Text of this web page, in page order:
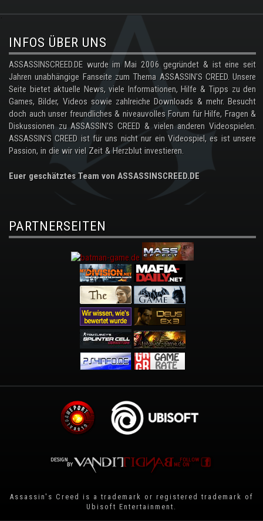
.
INFOS ÜBER UNS
ASSASSINSCREED.DE wurde im Mai 2006 gegründet & ist eine seit
Jahren unabhängige Fanseite zum Thema ASSASSIN'S CREED. Unsere
Seite bietet aktuelle News, viele Informationen, Hilfe & Tipps zu den
Games, Bilder, Videos sowie zahlreiche Downloads & mehr. Besucht
doch auch unser freundliches & niveauvolles Forum für Hilfe, Fragen &
Diskussionen zu ASSASSIN'S CREED & vielen anderen Videospielen.
ASSASSIN'S CREED ist für uns nicht nur ein Videospiel, es ist unsere
Passion, in die wir viel Zeit & Herzblut investieren.
Euer geschätztes Team von ASSASSINSCREED.DE
PARTNERSEITEN
Assassin's Creed is a trademark or registered trademark of
Ubisoft Entertainment